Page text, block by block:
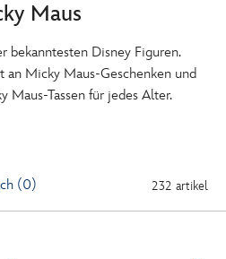
Maus
bekanntesten Disney Figuren.
an Micky Maus-Geschenken und
Maus-Tassen für jedes Alter.
(0) 232 artikel